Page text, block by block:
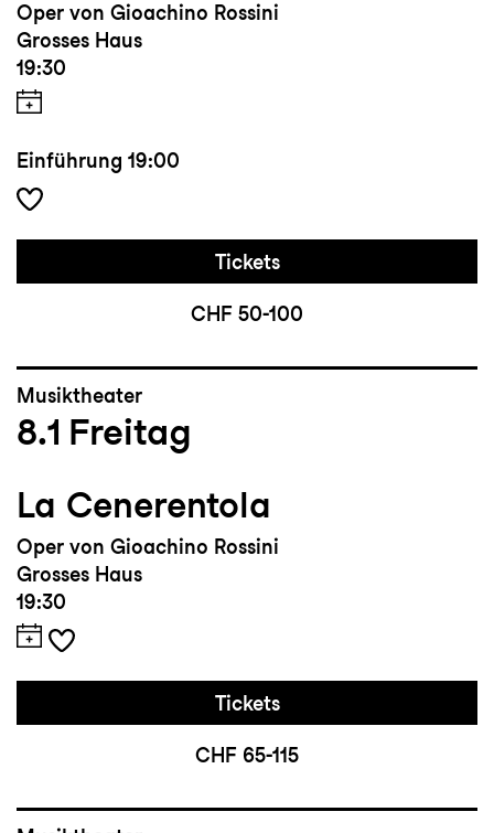
Oper von Gioachino Rossini
Grosses Haus
19:30
Einführung 19:00
Tickets
CHF 50-100
Musiktheater
8.1 Freitag
La Cenerentola
Oper von Gioachino Rossini
Grosses Haus
19:30
Tickets
CHF 65-115